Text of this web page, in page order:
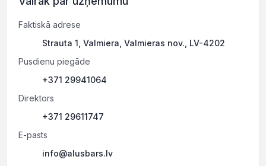
Faktiskā adrese
Strauta 1, Valmiera, Valmieras nov., LV-4202
Pusdienu piegāde
+371 29941064
Direktors
+371 29611747
E-pasts
info@alusbars.lv